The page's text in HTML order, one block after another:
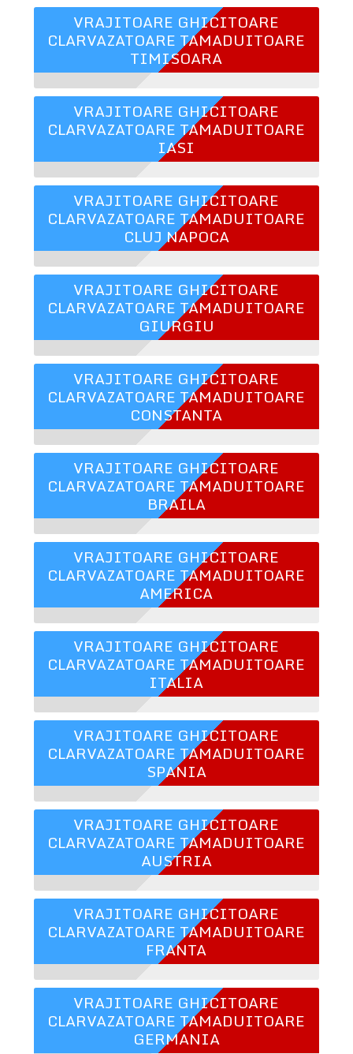
VRAJITOARE GHICITOARE
CLARVAZATOARE TAMADUITOARE
TIMISOARA
VRAJITOARE GHICITOARE
CLARVAZATOARE TAMADUITOARE
IASI
VRAJITOARE GHICITOARE
CLARVAZATOARE TAMADUITOARE
CLUJ NAPOCA
VRAJITOARE GHICITOARE
CLARVAZATOARE TAMADUITOARE
GIURGIU
VRAJITOARE GHICITOARE
CLARVAZATOARE TAMADUITOARE
CONSTANTA
VRAJITOARE GHICITOARE
CLARVAZATOARE TAMADUITOARE
BRAILA
VRAJITOARE GHICITOARE
CLARVAZATOARE TAMADUITOARE
AMERICA
VRAJITOARE GHICITOARE
CLARVAZATOARE TAMADUITOARE
ITALIA
VRAJITOARE GHICITOARE
CLARVAZATOARE TAMADUITOARE
SPANIA
VRAJITOARE GHICITOARE
CLARVAZATOARE TAMADUITOARE
AUSTRIA
VRAJITOARE GHICITOARE
CLARVAZATOARE TAMADUITOARE
FRANTA
VRAJITOARE GHICITOARE
CLARVAZATOARE TAMADUITOARE
GERMANIA